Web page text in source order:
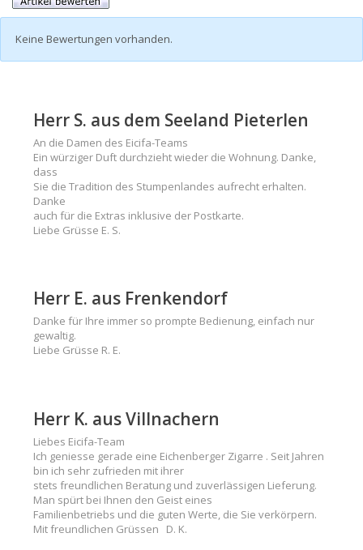
Keine Bewertungen vorhanden.
Herr S. aus dem Seeland Pieterlen
An die Damen des Eicifa-Teams
Ein würziger Duft durchzieht wieder die Wohnung. Danke,
dass
Sie die Tradition des Stumpenlandes aufrecht erhalten.
Danke
auch für die Extras inklusive der Postkarte.
Liebe Grüsse E. S.
Herr E. aus Frenkendorf
Danke für Ihre immer so prompte Bedienung, einfach nur
gewaltig.
Liebe Grüsse R. E.
Herr K. aus Villnachern
Liebes Eicifa-Team
Ich geniesse gerade eine Eichenberger Zigarre . Seit Jahren
bin ich sehr zufrieden mit ihrer
stets freundlichen Beratung und zuverlässigen Lieferung.
Man spürt bei Ihnen den Geist eines
Familienbetriebs und die guten Werte, die Sie verkörpern.
Mit freundlichen Grüssen D. K.